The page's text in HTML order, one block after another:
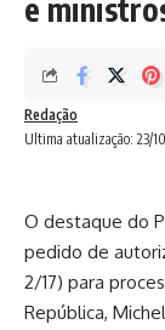
e
Ultima atualização: 23/
Redação
O destaque do
pedido de
2/17) para
República,